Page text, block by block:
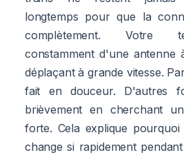
longtemps pour que la
complètement. Votre
constamment d'une antenne
déplaçant à grande vitesse.
fait en douceur. D'autres
brièvement en cherchant
forte. Cela explique
change si rapidement